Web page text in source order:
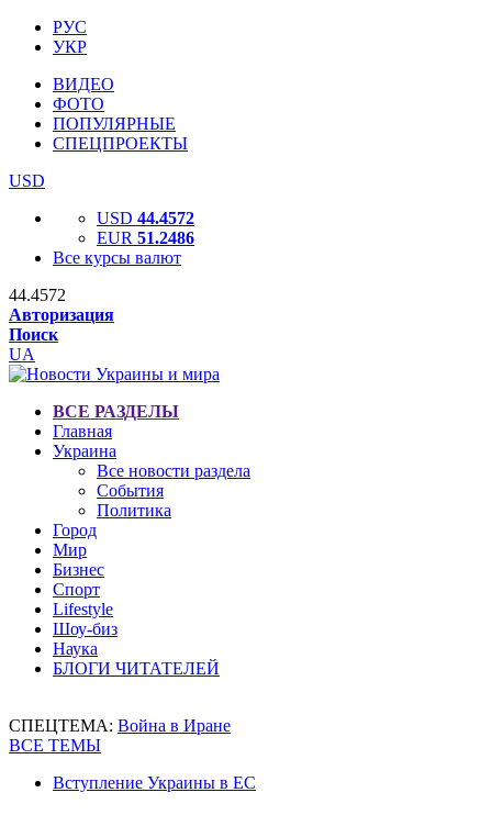
РУС
УКР
ВИДЕО
ФОТО
ПОПУЛЯРНЫЕ
СПЕЦПРОЕКТЫ
USD
USD 44.4572
EUR 51.2486
Все курсы валют
44.4572
Авторизация
Поиск
UA
ВСЕ РАЗДЕЛЫ
Главная
Украина
Все новости раздела
События
Политика
Город
Мир
Бизнес
Спорт
Lifestyle
Шоу-биз
Наука
БЛОГИ ЧИТАТЕЛЕЙ
СПЕЦТЕМА: Война в Иране
ВСЕ ТЕМЫ
Вступление Украины в ЕС